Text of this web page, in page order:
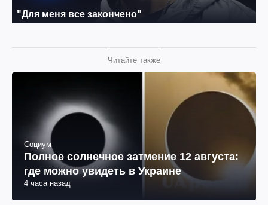
Читайте также
Социум
Полное солнечное затмение 12 августа:
где можно увидеть в Украине
4 часа назад